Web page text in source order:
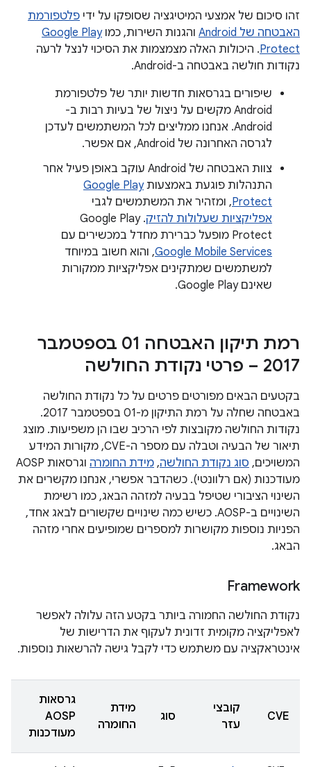
זהו סיכום של אמצעי המיטיגציה שסופקו על ידי פלטפורמת
האבטחה של Android
והגנות השירות, כמוGoogle Play
Protect. היכולות האלה מצמצמות את הסיכוי לנצל לרעה
נקודות חולשה באבטחה ב-Android.
שיפורים בגרסאות חדשות יותר של פלטפורמת
Android מקשים על ניצול של בעיות רבות ב-
Android. אנחנו ממליצים לכל המשתמשים לעדכן
לגרסה האחרונה של Android, אם אפשר.
צוות האבטחה של Android עוקב באופן פעיל אחר
התנהלות פוגעת באמצעותGoogle Play
Protect, ומזהיר את המשתמשים לגבי
אפליקציות שעלולות להזיק . Google Play
Protect מופעל כברירת מחדל במכשירים עם
Google Mobile Services, והוא חשוב במיוחד
למשתמשים שמתקינים אפליקציות ממקורות
שאינם Google Play.
רמת תיקון האבטחה 01 בספטמבר
2017 – פרטי נקודת החולשה
בקטעים הבאים מפורטים פרטים על כל נקודת החולשה
באבטחה שחלה על רמת התיקון מ-01 בספטמבר 2017.
נקודות החולשה מקובצות לפי הרכיב שבו הן משפיעות. מוצג
תיאור של הבעיה וטבלה עם מספר ה-CVE, מקורות המידע
המשויכים, סוג נקודת החולשה, מידת החומרה
וגרסאות AOSP
מעודכנות (אם רלוונטי). כשהדבר אפשרי, אנחנו מקשרים את
השינוי הציבורי שטיפל בבעיה למזהה הבאג, כמו רשימת
השינויים ב-AOSP. כשיש כמה שינויים שקשורים לבאג אחד,
הפניות נוספות מקושרות למספרים שמופיעים אחרי מזהה
הבאג.
Framework
נקודת החולשה החמורה ביותר בקטע הזה עלולה לאפשר
לאפליקציה מקומית זדונית לעקוף את הדרישות של
אינטראקציה עם משתמש כדי לקבל גישה להרשאות נוספות.
CVE
קובצי
עזר
סוג
מידת
החומרה
גרסאות
AOSP
מעודכנות